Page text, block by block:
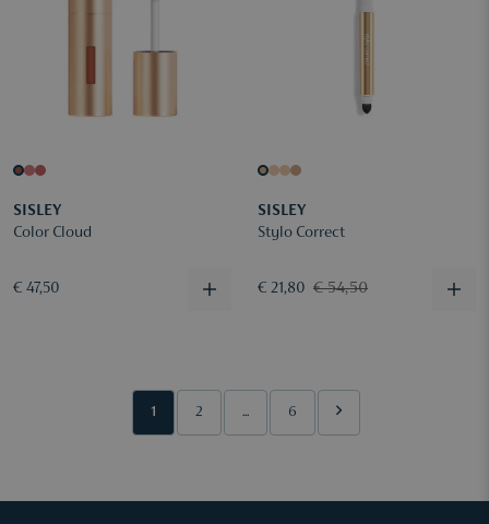
SISLEY
Color Cloud
€ 47,50
SISLEY
Stylo Correct
€ 21,80 € 54,50
1 2 ... 6